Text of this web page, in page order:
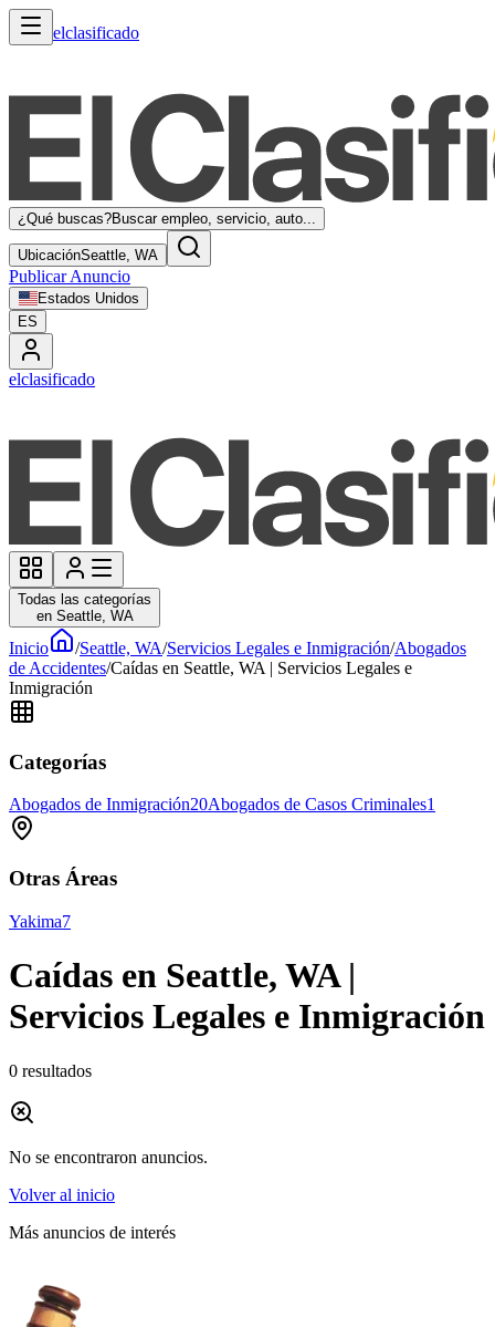
elclasificado
¿Qué buscas?Buscar empleo, servicio, auto...
UbicaciónSeattle, WA
Publicar Anuncio
Estados Unidos
ES
elclasificado
Todas las categorías
en Seattle, WA
Inicio /Seattle, WA/Servicios Legales e Inmigración/Abogados
de Accidentes/Caídas en Seattle, WA | Servicios Legales e
Inmigración
Categorías
Abogados de Inmigración20Abogados de Casos Criminales1
Otras Áreas
Yakima7
Caídas en Seattle, WA |
Servicios Legales e Inmigración
0 resultados
No se encontraron anuncios.
Volver al inicio
Más anuncios de interés